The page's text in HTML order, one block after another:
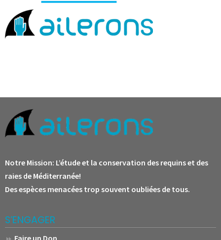
Notre Mission: L’étude et la conservation des requins et des
raies de Méditerranée!
Des espèces menacées trop souvent oubliées de tous.
S’ENGAGER
Faire un Don